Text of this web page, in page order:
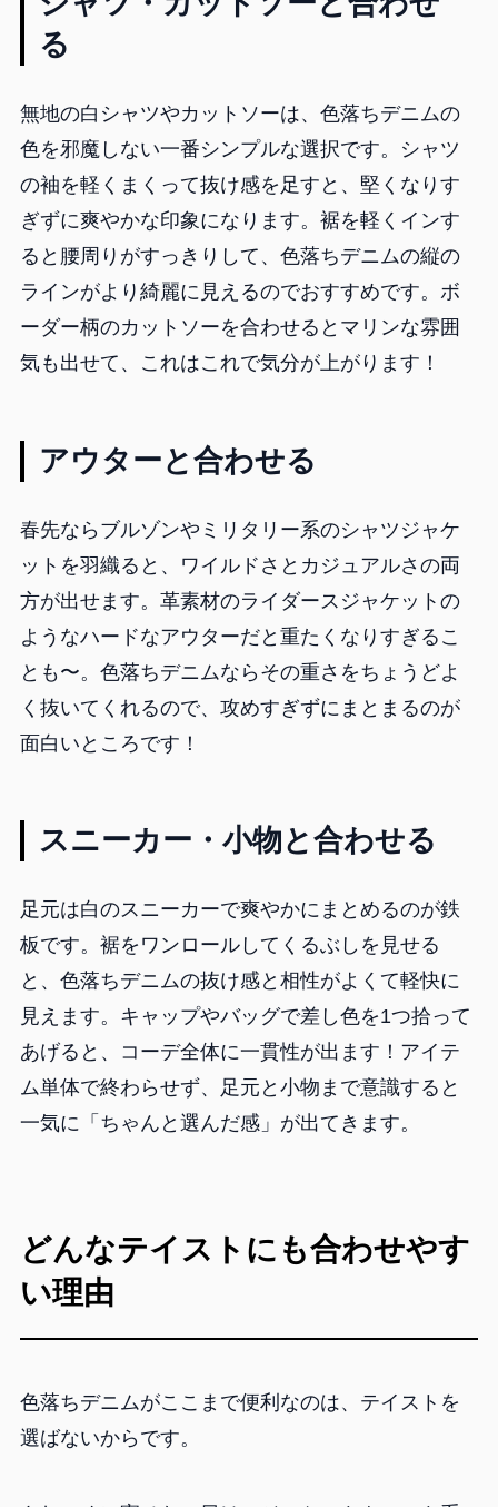
る
無地の白シャツやカットソーは、色落ちデニムの
色を邪魔しない一番シンプルな選択です。シャツ
の袖を軽くまくって抜け感を足すと、堅くなりす
ぎずに爽やかな印象になります。裾を軽くインす
ると腰周りがすっきりして、色落ちデニムの縦の
ラインがより綺麗に見えるのでおすすめです。ボ
ーダー柄のカットソーを合わせるとマリンな雰囲
気も出せて、これはこれで気分が上がります！
アウターと合わせる
春先ならブルゾンやミリタリー系のシャツジャケ
ットを羽織ると、ワイルドさとカジュアルさの両
方が出せます。革素材のライダースジャケットの
ようなハードなアウターだと重たくなりすぎるこ
とも〜。色落ちデニムならその重さをちょうどよ
く抜いてくれるので、攻めすぎずにまとまるのが
面白いところです！
スニーカー・小物と合わせる
足元は白のスニーカーで爽やかにまとめるのが鉄
板です。裾をワンロールしてくるぶしを見せる
と、色落ちデニムの抜け感と相性がよくて軽快に
見えます。キャップやバッグで差し色を1つ拾って
あげると、コーデ全体に一貫性が出ます！アイテ
ム単体で終わらせず、足元と小物まで意識すると
一気に「ちゃんと選んだ感」が出てきます。
どんなテイストにも合わせやす
い理由
色落ちデニムがここまで便利なのは、テイストを
選ばないからです。